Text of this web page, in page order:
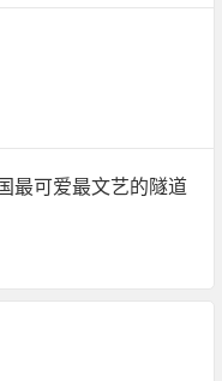
最可爱最文艺的隧道